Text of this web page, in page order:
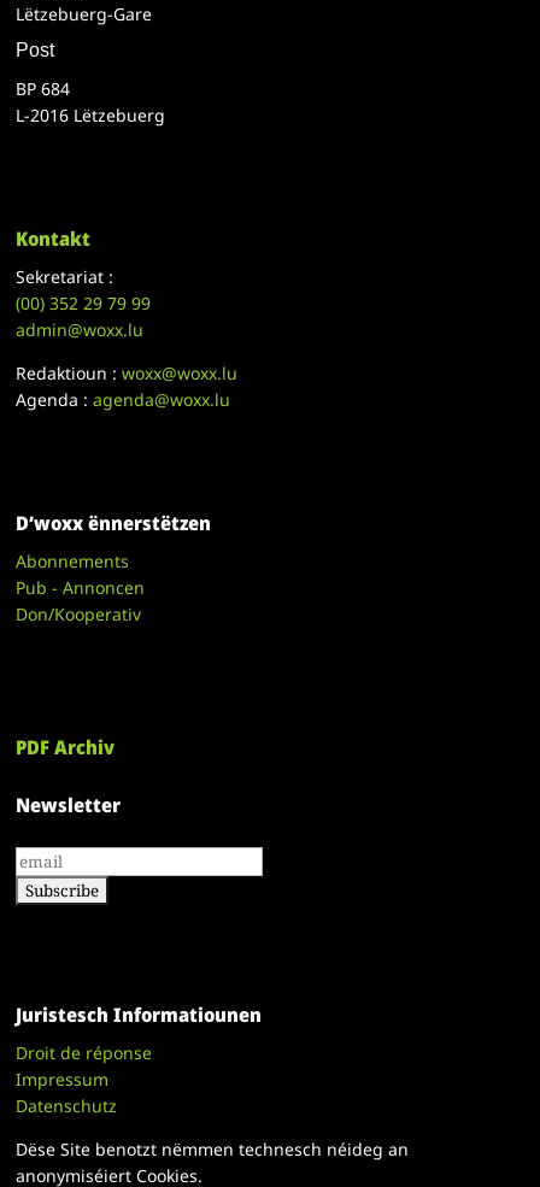
Lëtzebuerg-Gare
Post
BP 684
L-2016 Lëtzebuerg
Kontakt
Sekretariat :
(00)352 29 79 99
admin@woxx.lu
Redaktioun :woxx@woxx.lu
Agenda :agenda@woxx.lu
D’woxx ënnerstëtzen
Abonnements
Pub - Annoncen
Don/Kooperativ
PDF Archiv
Newsletter
Juristesch Informatiounen
Droit de réponse
Impressum
Datenschutz
Dëse Site benotzt nëmmen technesch néideg an
anonymiséiert Cookies.